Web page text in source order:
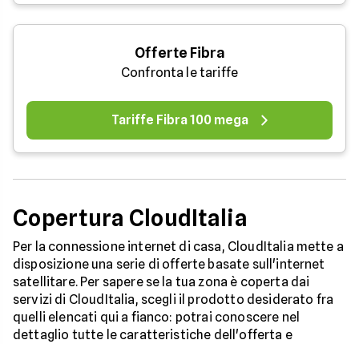
Offerte Fibra
Confronta le tariffe
Tariffe Fibra 100 mega
Copertura CloudItalia
Per la connessione internet di casa, CloudItalia mette a
disposizione una serie di offerte basate sull'internet
satellitare. Per sapere se la tua zona è coperta dai
servizi di CloudItalia, scegli il prodotto desiderato fra
quelli elencati qui a fianco: potrai conoscere nel
dettaglio tutte le caratteristiche dell'offerta e